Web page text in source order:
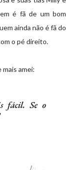
é fã de um bom
ainda não é fã do
o pé direito.
amei:
fácil. Se o